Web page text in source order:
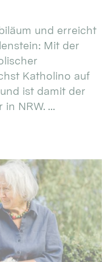
und erreicht
Mit der
Katholino auf
ist damit der
NRW. ...